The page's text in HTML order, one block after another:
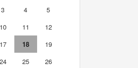
3 4
5
10 11
12
17 18
19
24 25
26